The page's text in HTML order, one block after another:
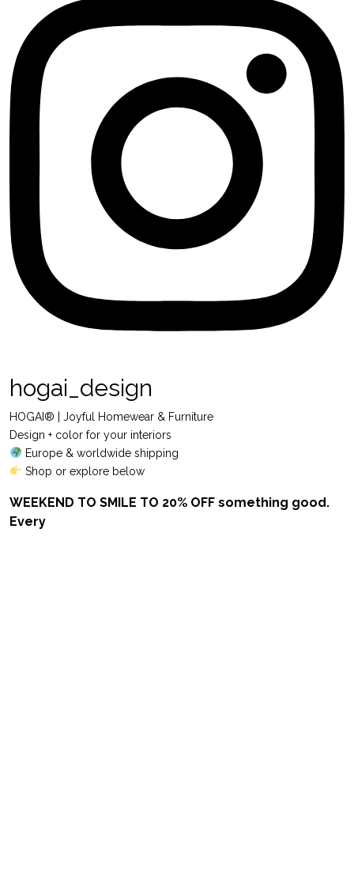
hogai_design
HOGAI® | Joyful Homewear & Furniture
Design + color for your interiors
Europe & worldwide shipping
Shop or explore below
WEEKEND TO SMILE TO 20% OFF something good.
Every